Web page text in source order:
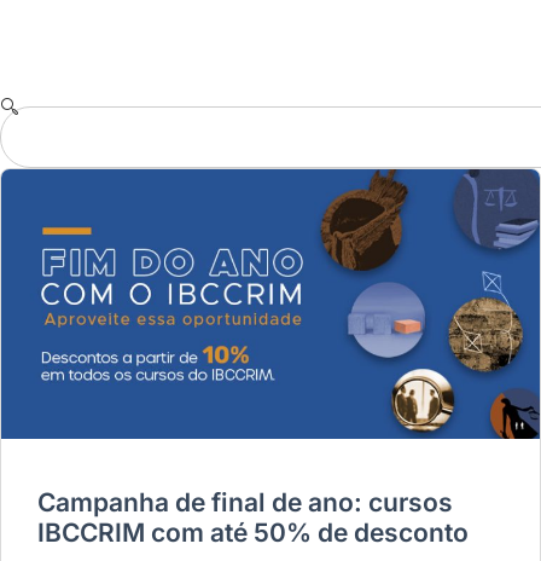
Campanha de final de ano: cursos
IBCCRIM com até 50% de desconto